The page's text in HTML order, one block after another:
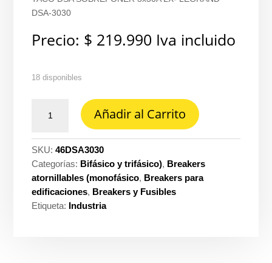
DSA-3030
Precio: $ 219.990 Iva incluido
18 disponibles
3X30A
lx-
Legrand
dsa-
3030
Añadir al Carrito
SKU:46DSA3030
Categorías: Bifásico y trifásico), Breakers
atornillables (monofásico, Breakers para
edificaciones, Breakers y Fusibles
Etiqueta: Industria